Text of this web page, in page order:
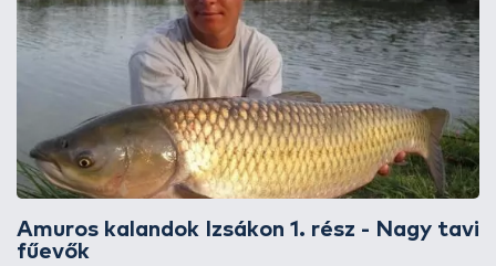
Amuros kalandok Izsákon 1. rész - Nagy tavi
fűevők